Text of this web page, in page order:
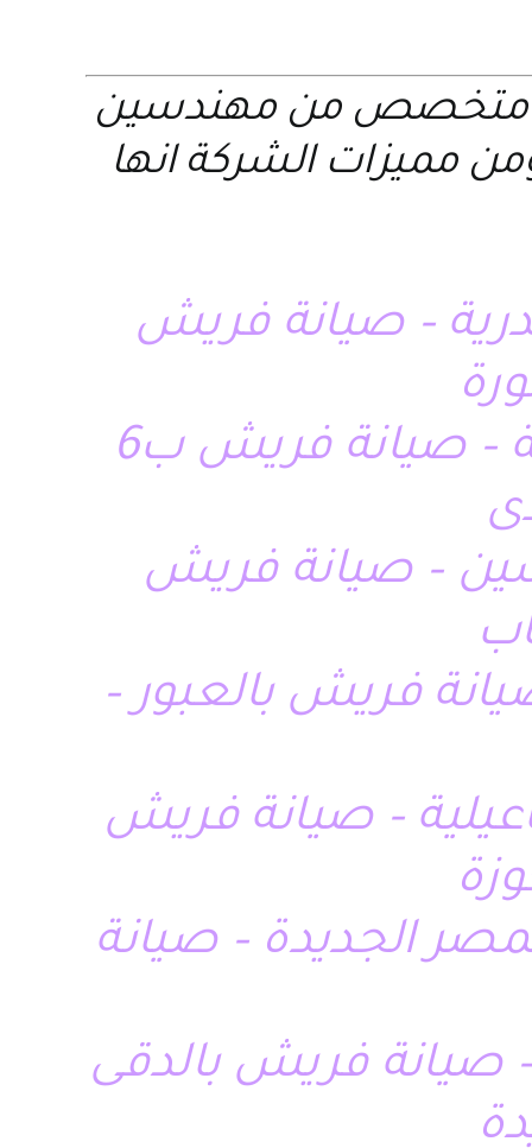
متخصص من مهندسين
مميزات الشركة انها
– صيانة فريش
صيانة فريش بالزقازيق – صيانة فريش بالشرقية – صيانة فريش ب6
– صيانة فريش
فريش بالعبور –
– صيانة فريش
الجديدة – صيانة
صيانة فريش بالدقى